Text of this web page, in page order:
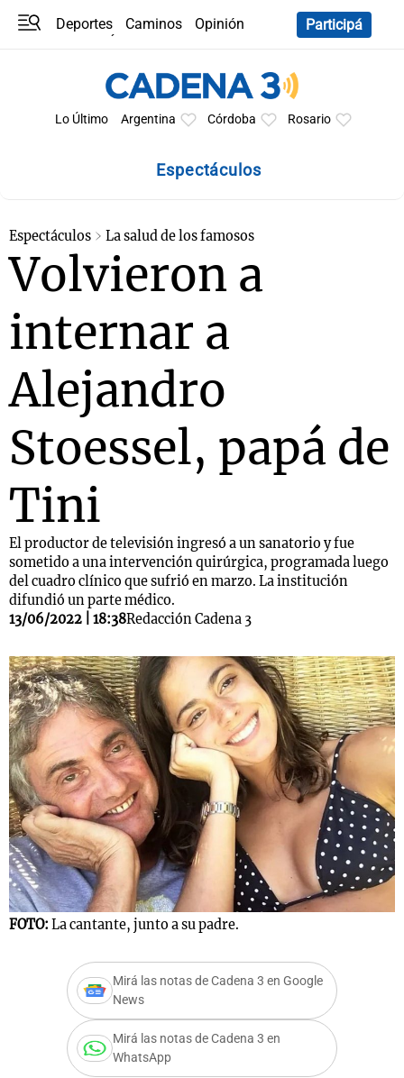
Deportes Caminos
Opinión
Participá
Lo Último Argentina Córdoba Rosario
Espectáculos
Espectáculos La salud de los famosos
Volvieron a
internar a
Alejandro
Stoessel, papá de
Tini
El productor de televisión ingresó a un sanatorio y fue
sometido a una intervención quirúrgica, programada luego
del cuadro clínico que sufrió en marzo. La institución
difundió un parte médico.
13/06/2022 | 18:38Redacción Cadena 3
FOTO: La cantante, junto a su padre.
Mirá las notas de Cadena 3 en Google
News
Mirá las notas de Cadena 3 en
WhatsApp
Notas
Notas